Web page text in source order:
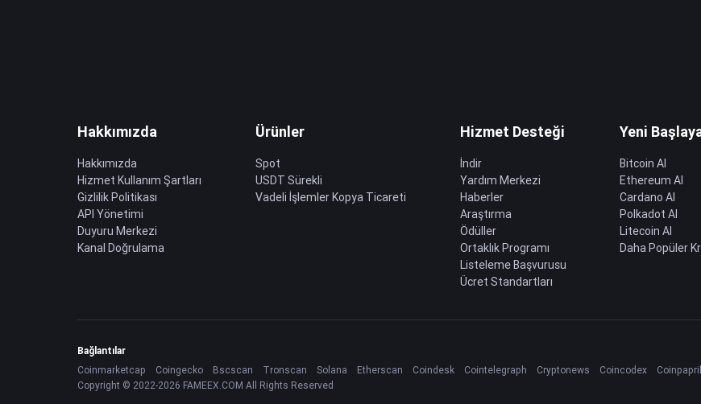
Hakkımızda
Hakkımızda
Hizmet Kullanım Şartları
Gizlilik Politikası
API Yönetimi
Duyuru Merkezi
Kanal Doğrulama
Ürünler
Spot
USDT Sürekli
Vadeli İşlemler Kopya Ticareti
Hizmet Desteği
İndir
Yardım Merkezi
Haberler
Araştırma
Ödüller
Ortaklık Programı
Listeleme Başvurusu
Ücret Standartları
Yeni
Bitcoin Al
Ethereum Al
Cardano Al
Polkadot Al
Litecoin Al
Daha Popüler
Bağlantılar
Coinmarketcap
Coingecko Bscscan Tronscan Solana Etherscan Coindesk Cointelegraph Cryptonews Coincodex
Copyright © 2022-2026 FAMEEX.COM All Rights Reserved